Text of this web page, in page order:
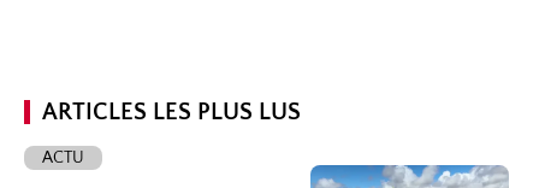
ARTICLES LES PLUS LUS
ACTU